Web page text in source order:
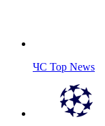
ЧС Top News